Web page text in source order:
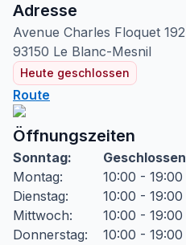
Adresse
Avenue Charles Floquet 192
93150 Le Blanc-Mesnil
Heute geschlossen
Route
Öffnungszeiten
Sonntag:
Geschlossen
Montag:
10:00 - 19:00
Dienstag:
10:00 - 19:00
Mittwoch:
10:00 - 19:00
Donnerstag:
10:00 - 19:00